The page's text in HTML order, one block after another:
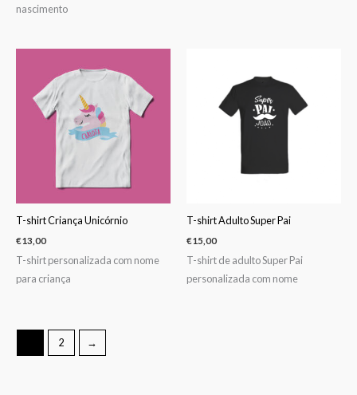
nascimento
T-shirt Criança Unicórnio
€13,00
T-shirt personalizada com nome
para criança
T-shirt Adulto Super Pai
€15,00
T-shirt de adulto Super Pai
personalizada com nome
2 →